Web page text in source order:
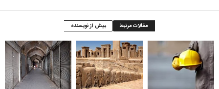
مقالات مرتبط بیش از نویسنده